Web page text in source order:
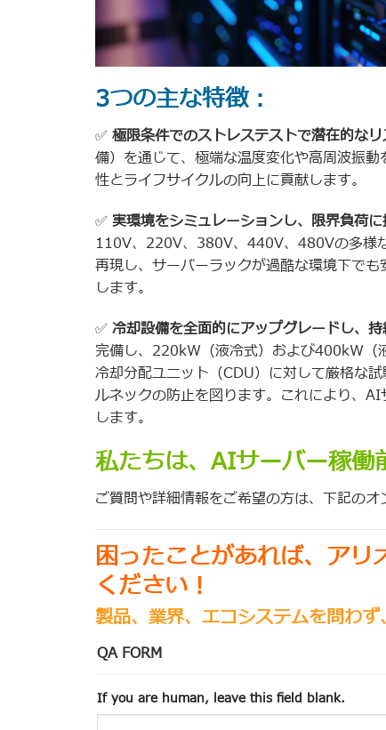
3つの主な特徴：
✅ 極限条件でのストレステストで潜在的な
備）を通じて、極端な温度変化や高周波振
性とライフサイクルの向上に貢献します。
✅実環境をシミュレーションし、限界負荷
110V、220V、380V、440V、480Vの多様
再現し、サーバーラックが過酷な環境下で
します。
✅冷却設備を全面的にアップグレードし、
完備し、220kW（液冷式）および400kW（
冷却分配ユニット（CDU）に対して厳格な
ルネックの防止を図ります。これにより、
します。
私たちは、AIサーバー稼働
ご質問や詳細情報をご希望の方は、下記の
困ったことがあれば、ア
ください！
製品、業界、エコシステムを問わ
QA FORM
If you are human, leave this field blank.